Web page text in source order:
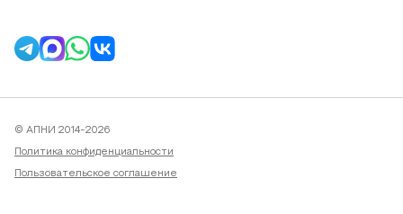
© АПНИ 2014-2026
Политика конфиденциальности
Пользовательское соглашение